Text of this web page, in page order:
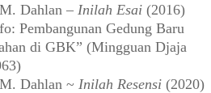
Dahlan – Inilah Esai (2016)
Pembangunan Gedung Baru
di GBK” (Mingguan Djaja
Dahlan ~ Inilah Resensi (2020)